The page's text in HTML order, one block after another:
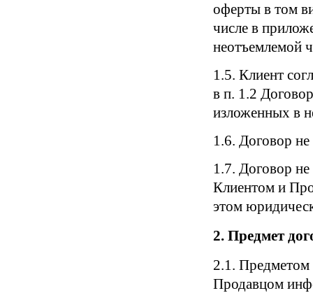
оферты в том
числе в
неотъемлемой
1.5. Клиент
в п. 1.2
изложенных в
1.6. Договор
1.7. Договор не
Клиентом и
этом
2. Предмет
2.1. Предметом
Продавцом